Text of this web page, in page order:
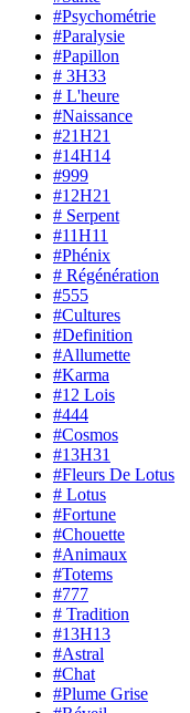
#Psychométrie
#Paralysie
#Papillon
# 3H33
# L'heure
#Naissance
#21H21
#14H14
#999
#12H21
# Serpent
#11H11
#Phénix
# Régénération
#555
#Cultures
#Definition
#Allumette
#Karma
#12 Lois
#444
#Cosmos
#13H31
#Fleurs De Lotus
# Lotus
#Fortune
#Chouette
#Animaux
#Totems
#777
# Tradition
#13H13
#Astral
#Chat
#Plume Grise